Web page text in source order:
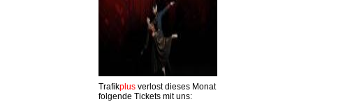
Trafikplusverlost dieses Monat
folgende Tickets mit uns: